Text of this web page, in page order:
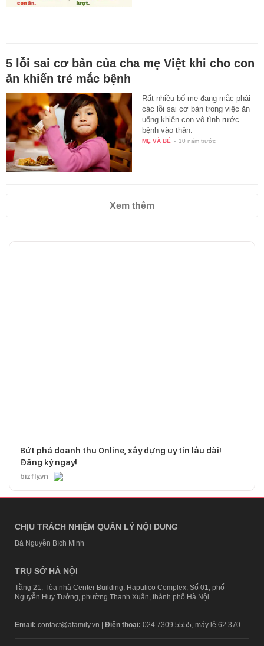
5 lỗi sai cơ bản của cha mẹ Việt khi cho con
ăn khiến trẻ mắc bệnh
Rất nhiều bố mẹ đang mắc phải
các lỗi sai cơ bản trong việc ăn
uống khiến con vô tình rước
bệnh vào thân.
MẸ VÀ BÉ - 10 năm trước
Xem thêm
Bứt phá doanh thu Online, xây dựng uy tín lâu dài!
Đăng ký ngay!
bizfly.vn
CHỊU TRÁCH NHIỆM QUẢN LÝ NỘI DUNG
Bà Nguyễn Bích Minh
TRỤ SỞ HÀ NỘI
Tầng 21, Tòa nhà Center Building, Hapulico Complex, Số 01, phố
Nguyễn Huy Tưởng, phường Thanh Xuân, thành phố Hà Nội
Email: contact@afamily.vn | Điện thoại: 024 7309 5555, máy lẻ 62.370